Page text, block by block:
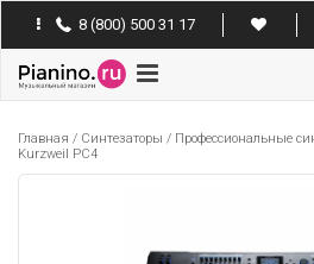
8 (800) 500 31 17
Pianino
Главная / Синтезаторы / Профессиональные
Kurzweil PC4